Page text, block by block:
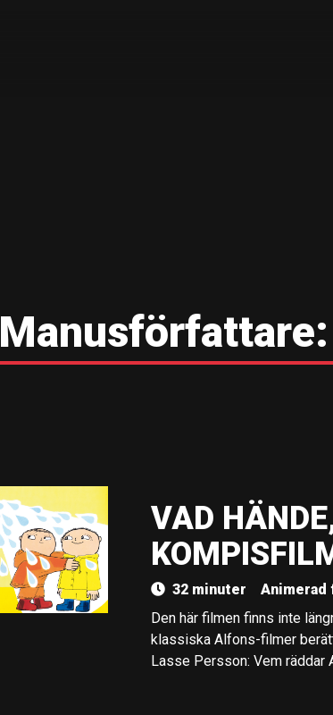
Manusförfattare:
VAD
32 minuter Animerad
Den här filmen finns inte
klassiska Alfons-filmer
Lasse Persson: Vem räddar